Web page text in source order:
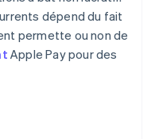
dépend du fait
permette ou non de
Apple Pay pour des